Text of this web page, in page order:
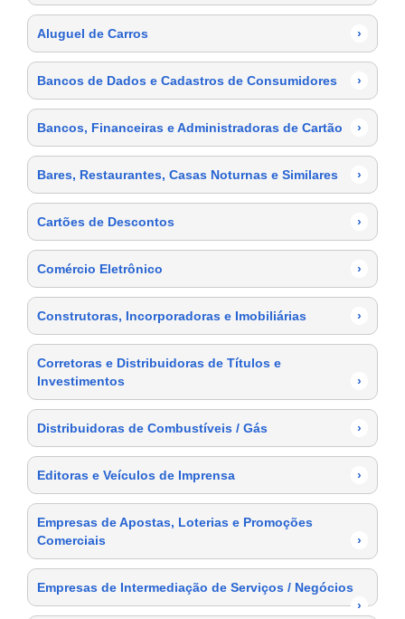
Aluguel de Carros ›
Bancos de Dados e Cadastros de Consumidores ›
Bancos, Financeiras e Administradoras de Cartão ›
Bares, Restaurantes, Casas Noturnas e Similares ›
Cartões de Descontos ›
Comércio Eletrônico ›
Construtoras, Incorporadoras e Imobiliárias ›
Corretoras e Distribuidoras de Títulos e
Investimentos
›
Distribuidoras de Combustíveis / Gás ›
Editoras e Veículos de Imprensa ›
Empresas de Apostas, Loterias e Promoções
Comerciais
›
Empresas de Intermediação de Serviços / Negócios
›